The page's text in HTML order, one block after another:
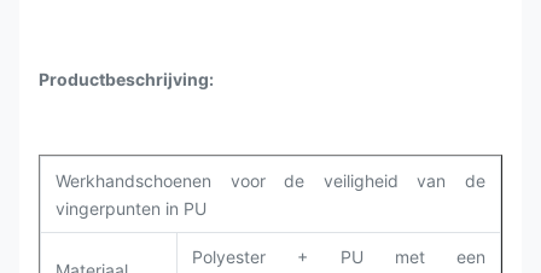
Productbeschrijving:
Werkhandschoenen voor de veiligheid van de
vingerpunten in PU
Polyester + PU met een